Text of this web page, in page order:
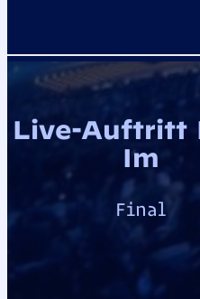
Live-Auftritt
Im
Final